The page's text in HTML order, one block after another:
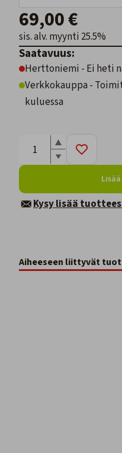
69,00 €
sis. alv. myynti 25.5%
Saatavuus:
Herttoniemi - Ei heti
Verkkokauppa -
kuluessa
Kysy lisää
Aiheeseen liittyvät